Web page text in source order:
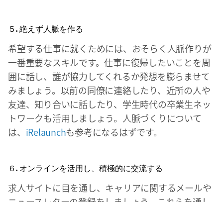
５. 絶えず人脈を作る
希望する仕事に就くためには、おそらく人脈作りが
一番重要なスキルです。仕事に復帰したいことを周
囲に話し、誰が協力してくれるか発想を膨らませて
みましょう。以前の同僚に連絡したり、近所の人や
友達、知り合いに話したり、学生時代の卒業生ネッ
トワークも活用しましょう。人脈づくりについて
は、 iRelaunchも参考になるはずです。
６. オンラインを活用し、積極的に交流する
求人サイトに目を通し、キャリアに関するメールや